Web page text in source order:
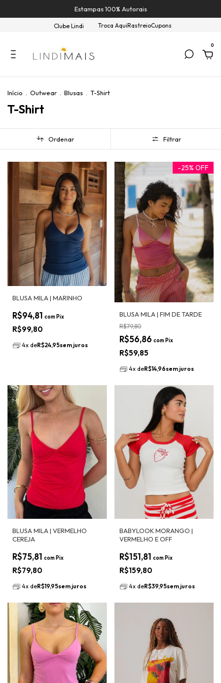
Estampas 100% Autorais
Clube Lindi Troca AquiRastreioCupons
0
Início Outwear Blusas T-Shirt
T-Shirt
Ordenar Filtrar
BLUSA MILA | MARINHO
R$99,80
R$94,81 com Pix
4x deR$24,95sem juros
BLUSA MILA | FIM DE TARDE
R$59,85
-25% OFF
R$79,80
R$56,86 com Pix
4x deR$14,96sem juros
BLUSA MILA | VERMELHO
CEREJA
R$79,80
R$75,81 comPix
4x deR$19,95sem juros
BABYLOOK MORANGO |
VERMELHO E OFF
R$159,80
R$151,81 comPix
4x deR$39,95sem juros